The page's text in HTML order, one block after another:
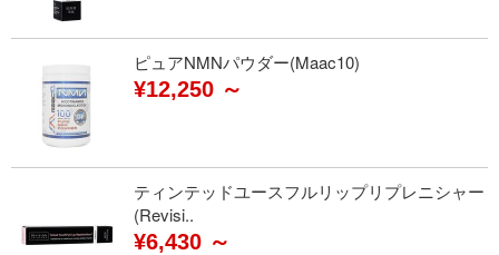
ピュアNMNパウダー(Maac10)
¥12,250 ～
ティンテッドユースフルリップリプレニシャー
(Revisi..
¥6,430 ～